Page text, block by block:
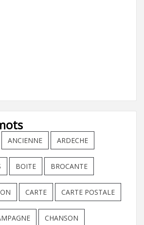
ANCIENNE ARDECHE
BOITE BROCANTE
CARTE CARTE POSTALE
CHANSON